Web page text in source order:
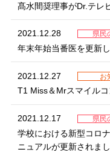
髙水間奨理事がDr.テレ
2021.12.28 県民
年末年始当番医を更新し
2021.12.27 お
T1 Miss＆Mrスマイル
2021.12.17 県民
学校における新型コロ
ニュアルが更新されま